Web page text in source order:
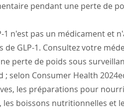
pendant une perte de
n'est pas un médicament et
GLP-1. Consultez votre
perte de poids sous
selon Consumer Health
les préparations pour
boissons nutritionnelles et